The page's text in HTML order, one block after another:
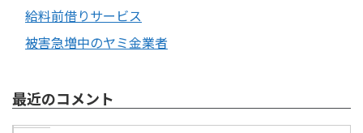
給料前借りサービス
被害急増中のヤミ金業者
最近のコメント